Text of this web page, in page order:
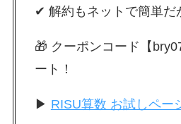
✔ 解約もネットで簡単だ
🎁 クーポンコード【
ート！
▶ RISU算数 お試しペー